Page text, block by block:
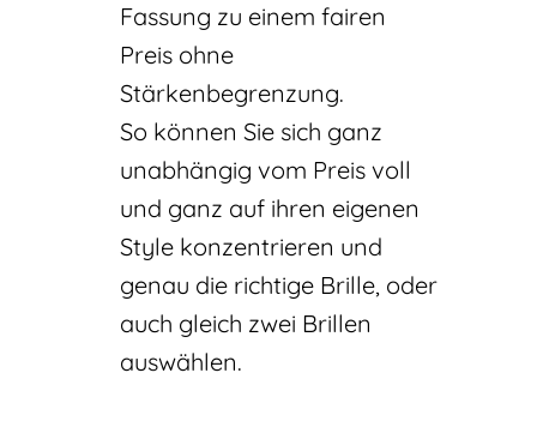
Fassung zu einem fairen
Preis ohne
Stärkenbegrenzung.
So können Sie sich ganz
unabhängig vom Preis voll
und ganz auf ihren eigenen
Style konzentrieren und
genau die richtige Brille, oder
auch gleich zwei Brillen
auswählen.